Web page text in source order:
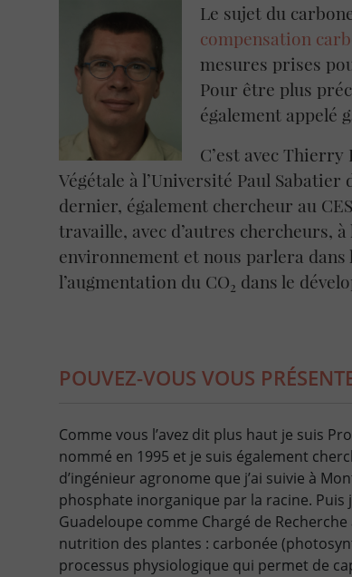
Le sujet du
compensation
mesures prises
Pour être plus
également appelé
C’est avec
Végétale à l’Université Paul
dernier, également chercheur au
travaille, avec d’autres chercheurs,
environnement et nous parlera dans
l’augmentation du CO2 dans le
POUVEZ-VOUS VOUS
Comme vous l’avez dit plus haut je suis
nommé en 1995 et je suis également
d’ingénieur agronome que j’ai suivie à
phosphate inorganique par la racine. Puis
Guadeloupe comme Chargé de
nutrition des plantes : carbonée
processus physiologique qui permet de